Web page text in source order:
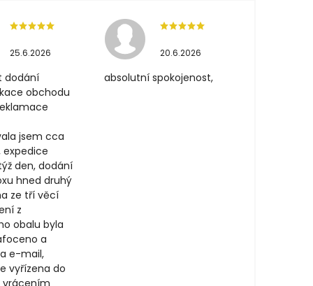
25.6.2026
dodání
obchodu
jsem cca
expedice
den, dodání
hned druhý
ze tří věcí
z
obalu byla
a
e-mail,
vyřízena do
20.6.2026
absolutní spokojenost,